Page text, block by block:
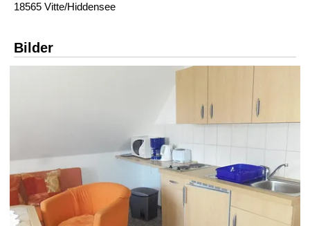
18565 Vitte/Hiddensee
Bilder